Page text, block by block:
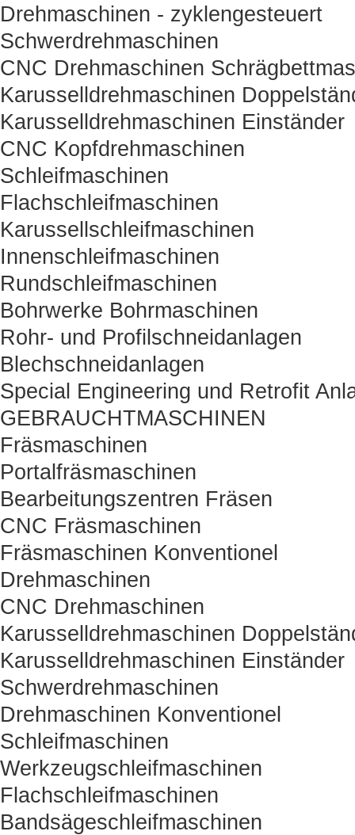
Drehmaschinen - zyklengesteuert
Schwerdrehmaschinen
CNC Drehmaschinen
Karusselldrehmaschinen
Karusselldrehmaschinen Einständer
CNC Kopfdrehmaschinen
Schleifmaschinen
Flachschleifmaschinen
Karussellschleifmaschinen
Innenschleifmaschinen
Rundschleifmaschinen
Bohrwerke Bohrmaschinen
Rohr- und Profilschneidanlagen
Blechschneidanlagen
Special Engineering und Retrofit
GEBRAUCHTMASCHINEN
Fräsmaschinen
Portalfräsmaschinen
Bearbeitungszentren Fräsen
CNC Fräsmaschinen
Fräsmaschinen Konventionel
Drehmaschinen
CNC Drehmaschinen
Karusselldrehmaschinen
Karusselldrehmaschinen Einständer
Schwerdrehmaschinen
Drehmaschinen Konventionel
Schleifmaschinen
Werkzeugschleifmaschinen
Flachschleifmaschinen
Bandsägeschleifmaschinen